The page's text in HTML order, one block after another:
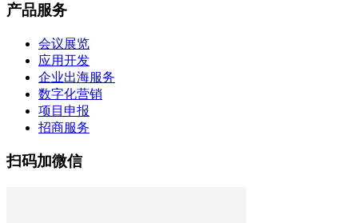
产品服务
会议展览
应用开发
企业出海服务
数字化营销
项目申报
招商服务
扫码加微信